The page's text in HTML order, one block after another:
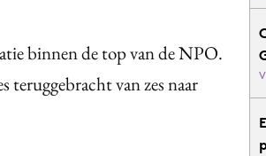
binnen de top van de NPO.
van zes naar